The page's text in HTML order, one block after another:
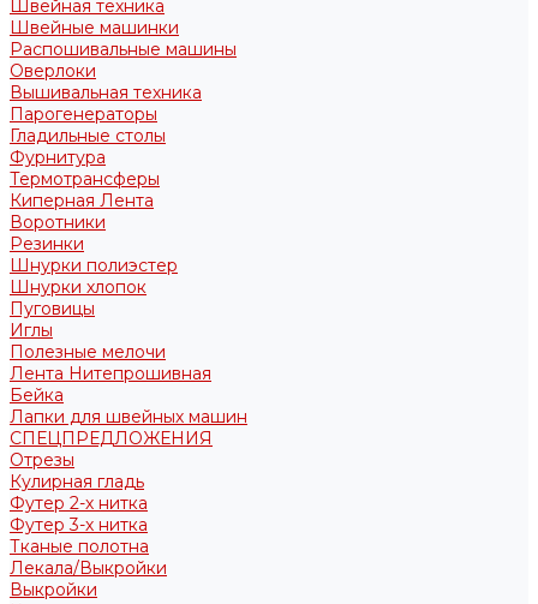
Швейная техника
Швейные машинки
Распошивальные машины
Оверлоки
Вышивальная техника
Парогенераторы
Гладильные столы
Фурнитура
Термотрансферы
Киперная Лента
Воротники
Резинки
Шнурки полиэстер
Шнурки хлопок
Пуговицы
Иглы
Полезные мелочи
Лента Нитепрошивная
Бейка
Лапки для швейных машин
СПЕЦПРЕДЛОЖЕНИЯ
Отрезы
Кулирная гладь
Футер 2-х нитка
Футер 3-х нитка
Тканые полотна
Лекала/Выкройки
Выкройки